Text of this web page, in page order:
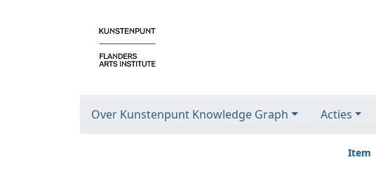
Over Kunstenpunt Knowledge Graph Acties
Item